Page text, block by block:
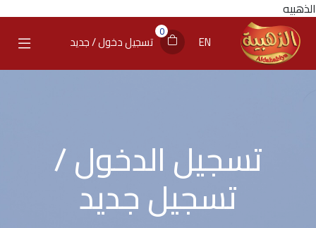
الذهبيه
EN
0
تسجيل دخول / جديد
تسجيل الدخول /
تسجيل جديد